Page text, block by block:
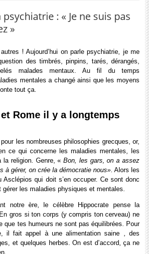
de fer... Oui oui
Alpaga
Robe
psychiatrie : « Je ne suis pas
»
! Aujourd’hui on parle psychiatrie, je me
des timbrés, pinpins, tarés, dérangés,
malades mentaux. Au fil du temps
mentales a changé ainsi que les moyens
tout ça.
Rome il y a longtemps
pour les nombreuses philosophies grecques, or,
ce qui concerne les maladies mentales, les
la religion. Genre, « Bon, les gars, on a assez
à gérer, on crée la démocratie nous». Alors les
Asclépios qui doit s’en occuper. Ce sont donc
gérer les maladies physiques et mentales.
notre ère, le célèbre Hippocrate pense la
gros si ton corps (y compris ton cerveau) ne
que tes humeurs ne sont pas équilibrées. Pour
il fait appel à une alimentation saine , des
et quelques herbes. On est d’accord, ça ne